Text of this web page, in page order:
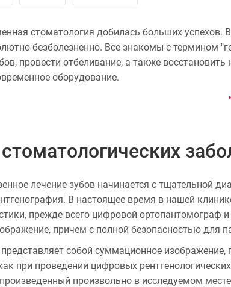
стоматология добилась больших
безболезненно. Все знакомы с термином
провести отбеливание, а также
оборудование.
лечение зубов начинается с тщательной
В настоящее время в нашей
прежде всего цифровой ортопантомограф
причем с полной безопасностью для
собой суммационное
при проведении цифровых
произвольно в исследуемом